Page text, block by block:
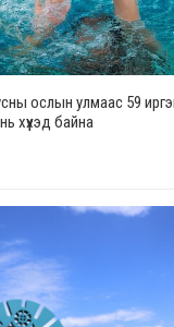
ослын улмаас 59
хүүхэд байна